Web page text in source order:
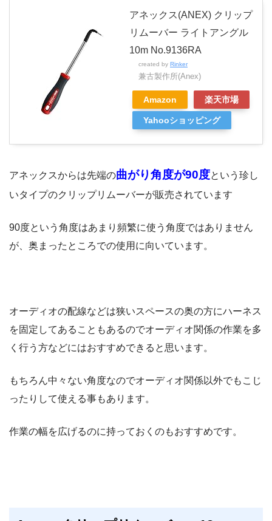
アネックス(ANEX) クリップ
リムーバー ライトアングル
10m No.9136RA
created by Rinker
兼古製作所(Anex)
Amazon 楽天市場
Yahooショッピング
アネックスからは先端の曲がり角度が90度という珍し
いタイプのクリップリムーバーが販売されています
90度という角度はあまり頻繁に使う角度ではありません
が、奥まったところでの使用に向いています。
オーディオの配線などは狭いスペースの奥の方にハーネス
を固定してあることもあるのでオーディオ関係の作業を多
く行う方などにはおすすめできると思います。
もちろん中々ない角度なのでオーディオ関係以外でもこじ
ったりして使える事もあります。
作業の幅を広げるのに持っておくのもおすすめです。